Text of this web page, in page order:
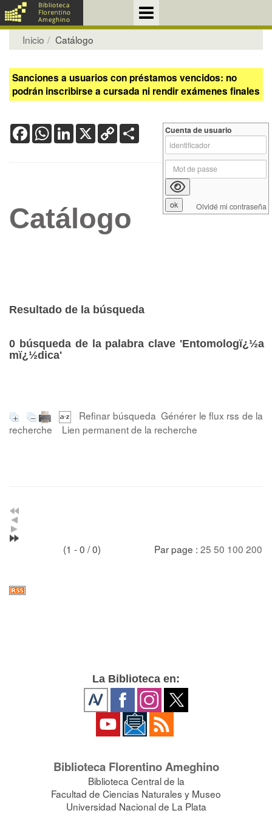
Inicio Catálogo
Sanciones a usuarios con préstamos vencidos: no
podrán inscribirse a cursada ni rendir exámenes finales
FacebookWhatsApp
LinkedIn
X Copy
Link
Catálogo
Resultado de la búsqueda
0 búsqueda de la palabra clave 'Entomologï¿½a
mï¿½dica'
Refinar búsqueda Générer le flux rss de la
recherche
Lien permanent de la recherche
(1 - 0 / 0) Par page : 25 50 100 200
Cuenta de usuario
Olvidé mi contraseña
La Biblioteca en:
Biblioteca Florentino Ameghino
Biblioteca Central de la
Facultad de Ciencias Naturales y Museo
Universidad Nacional de La Plata